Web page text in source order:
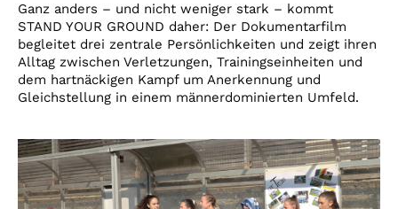
Ganz anders – und nicht weniger stark – kommt
STAND YOUR GROUND daher: Der Dokumentarfilm
begleitet drei zentrale Persönlichkeiten und zeigt ihren
Alltag zwischen Verletzungen, Trainingseinheiten und
dem hartnäckigen Kampf um Anerkennung und
Gleichstellung in einem männerdominierten Umfeld.